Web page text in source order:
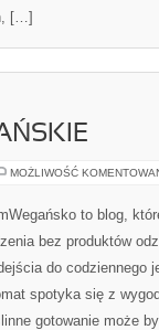
[…]
MOŻLIWOŚĆ
to blog,
bez produktów
do codziennego
spotyka się z
gotowanie może